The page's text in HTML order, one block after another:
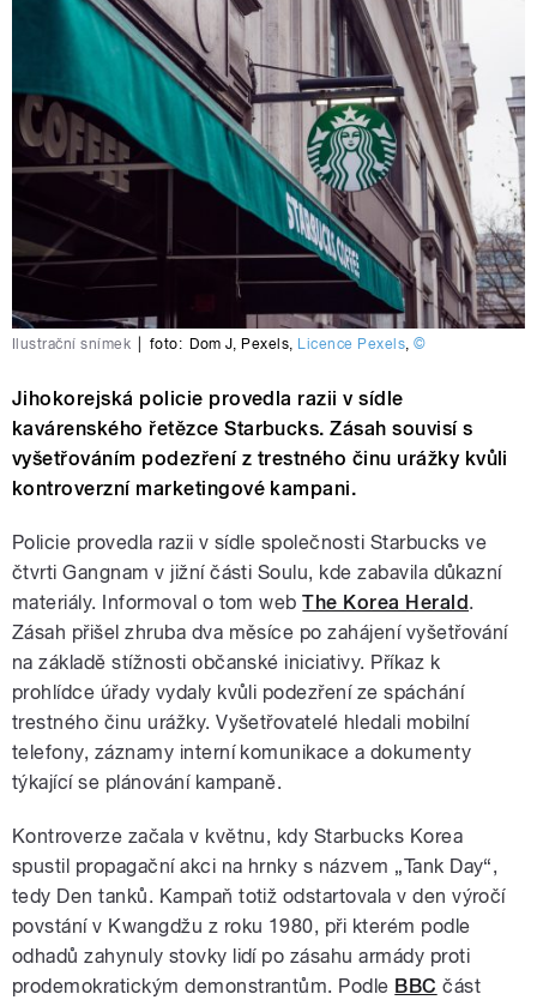
Ilustrační snímek foto: Dom J ,Pexels Licence Pexels ©
Jihokorejská policie provedla razii v sídle
kavárenského řetězce Starbucks. Zásah souvisí s
vyšetřováním podezření z trestného činu urážky kvůli
kontroverzní marketingové kampani.
Policie provedla razii v sídle společnosti Starbucks ve
čtvrti Gangnam v jižní části Soulu, kde zabavila důkazní
materiály. Informoval o tom webThe Korea Herald.
Zásah přišel zhruba dva měsíce po zahájení vyšetřování
na základě stížnosti občanské iniciativy. Příkaz k
prohlídce úřady vydaly kvůli podezření ze spáchání
trestného činu urážky. Vyšetřovatelé hledali mobilní
telefony, záznamy interní komunikace a dokumenty
týkající se plánování kampaně.
Kontroverze začala v květnu, kdy Starbucks Korea
spustil propagační akci na hrnky s názvem „Tank Day“,
tedy Den tanků. Kampaň totiž odstartovala v den výročí
povstání v Kwangdžu z roku 1980, při kterém podle
odhadů zahynuly stovky lidí po zásahu armády proti
prodemokratickým demonstrantům. Podle BBC část